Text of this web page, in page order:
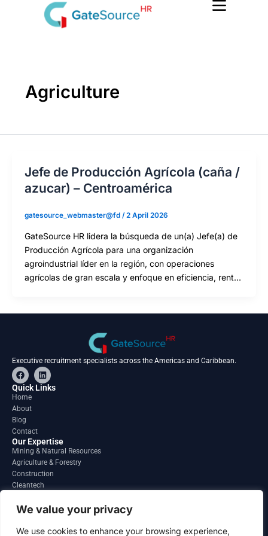
We value your privacy
We use cookies to enhance your browsing experience,
Agriculture
Jefe de Producción Agrícola (caña /
azucar) – Centroamérica
gatesource_webmaster@fd /2 April 2026
GateSource HR lidera la búsqueda de un(a) Jefe(a) de
Producción Agrícola para una organización
agroindustrial líder en la región, con operaciones
agrícolas de gran escala y enfoque en eficiencia, rent…
Executive recruitment specialists across the Americas and Caribbean.
F
a
c
e
o
o
k
L
i
n
Quick Links
Home
About
Blog
Contact
Our Expertise
Mining & Natural Resources
Agriculture & Forestry
Construction
Cleantech
Regions
South America
North America